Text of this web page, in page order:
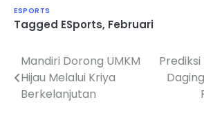
ESPORTS
Tagged ESports, Februari
Navigasi
pos
Mandiri Dorong UMKM
Hijau Melalui Kriya
Berkelanjutan